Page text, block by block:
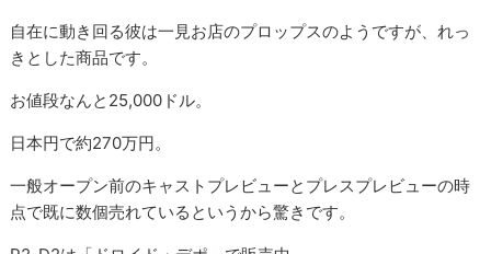
自在に動き回る彼は一見お店のプロップスのようですが、れっ
きとした商品です。
お値段なんと25,000ドル。
日本円で約270万円。
一般オープン前のキャストプレビューとプレスプレビューの時
点で既に数個売れているというから驚きです。